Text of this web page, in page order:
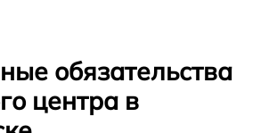
обязательства
центра в